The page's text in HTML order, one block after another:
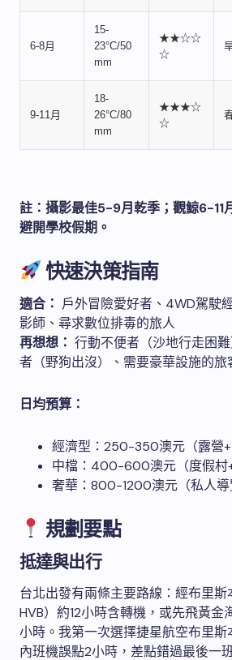
6-8月
15-
23°C/50
mm
★★☆☆
☆
9-11月
18-
26°C/80
mm
★★★☆
☆
註：攝影最佳5-9月乾季；觀鯨6-11
避開學校假期。
快速決策指南
適合： 戶外冒險愛好者、4WD駕駛
影師、尋求數位排毒的旅人
再想想： 行動不便者（沙地行走困
者（野狗出沒）、需要豪華設施的旅
日均預算：
經濟型：250-350澳元（露營+
中檔：400-600澳元（度假村+
奢華：800-1200澳元（私人導
規劃要點
抵達與出行
台北出發有兩條主要路線：經布里斯
HVB）約12小時含轉機，或先飛黃金
小時。我第一次選擇捷星航空布里
內班機誤點2小時，差點錯過最後一